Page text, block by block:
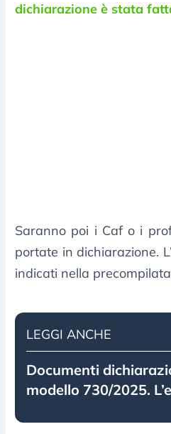
dichiarazione è stata
Saranno poi i Caf o i
portate in dichiarazione.
indicati nella
LEGGI ANCHE
Documenti
modello 730/2025.